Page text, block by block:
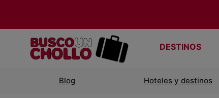
DESTINOS
Blog Hoteles y destinos